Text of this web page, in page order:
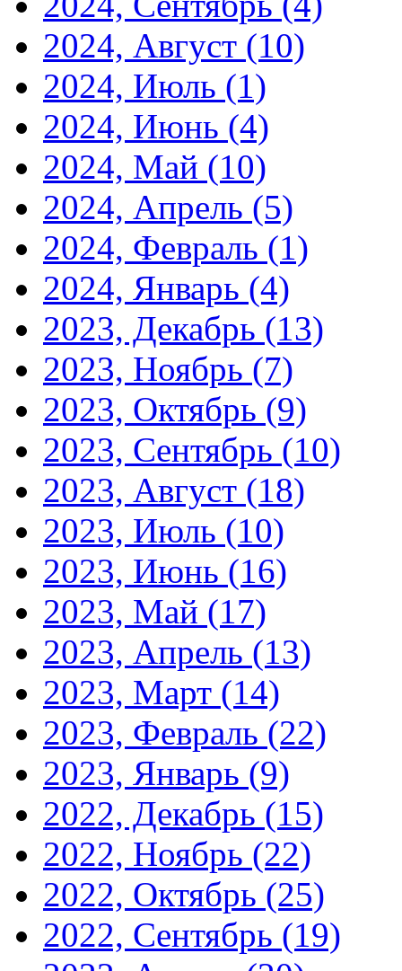
2024, Август (10)
2024, Июль (1)
2024, Июнь (4)
2024, Май (10)
2024, Апрель (5)
2024, Февраль (1)
2024, Январь (4)
2023, Декабрь (13)
2023, Ноябрь (7)
2023, Октябрь (9)
2023, Сентябрь (10)
2023, Август (18)
2023, Июль (10)
2023, Июнь (16)
2023, Май (17)
2023, Апрель (13)
2023, Март (14)
2023, Февраль (22)
2023, Январь (9)
2022, Декабрь (15)
2022, Ноябрь (22)
2022, Октябрь (25)
2022, Сентябрь (19)